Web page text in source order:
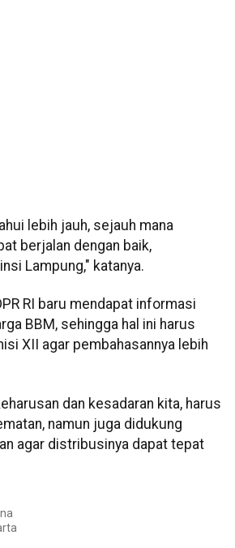
lebih jauh, sejauh mana
berjalan dengan baik,
Lampung," katanya.
RI baru mendapat informasi
BBM, sehingga hal ini harus
XII agar pembahasannya lebih
dan kesadaran kita, harus
namun juga didukung
agar distribusinya dapat tepat